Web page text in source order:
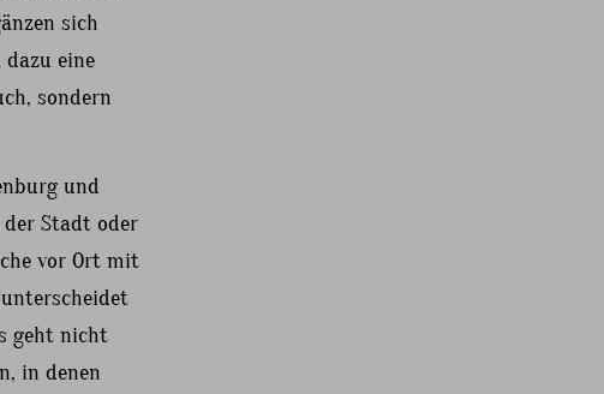
sich
eine
sondern
und
der Stadt oder
vor Ort mit
geht nicht
in denen